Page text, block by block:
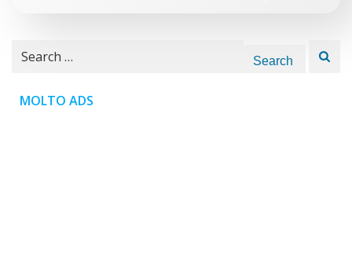
Search
MOLTO ADS